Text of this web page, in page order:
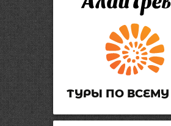
ТУРЫ ПО